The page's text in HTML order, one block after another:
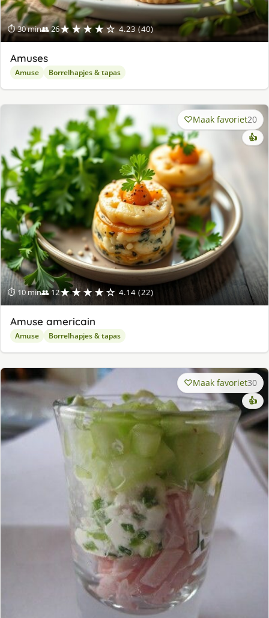
⏱ 30 min👥 26★★★★☆ 4.23 (40)
Amuses
Amuse Borrelhapjes & tapas
⏱ 10 min👥 12★★★★☆ 4.14 (22)
Maak favoriet20
👍
Amuse americain
Amuse Borrelhapjes & tapas
Maak favoriet30
👍